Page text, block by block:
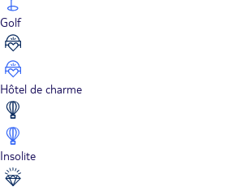
Golf
Hôtel de charme
Insolite